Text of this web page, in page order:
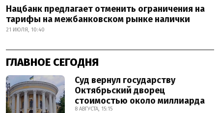
Нацбанк предлагает отменить ограничения на
тарифы на межбанковском рынке налички
21 ИЮЛЯ, 10:40
ГЛАВНОЕ СЕГОДНЯ
Суд вернул государству
Октябрьский дворец
стоимостью около миллиарда
8 АВГУСТА, 15:15